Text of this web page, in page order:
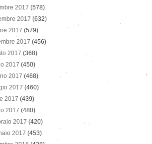
2017 (578)
2017 (632)
2017 (579)
2017 (456)
2017 (368)
2017 (450)
2017 (468)
2017 (460)
2017 (439)
2017 (480)
2017 (420)
2017 (453)